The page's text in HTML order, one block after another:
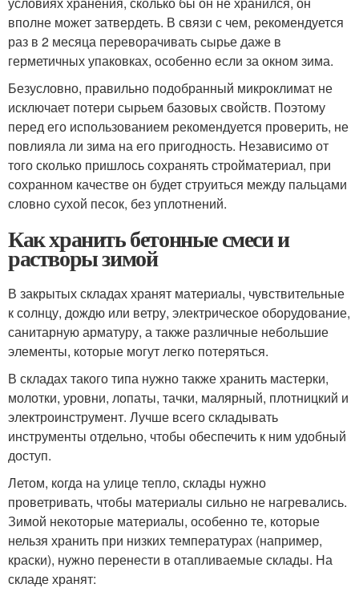
вполне может затвердеть. В связи с чем, рекомендуется
раз в 2 месяца переворачивать сырье даже в
герметичных упаковках, особенно если за окном зима.
Безусловно, правильно подобранный микроклимат не
исключает потери сырьем базовых свойств. Поэтому
перед его использованием рекомендуется проверить, не
повлияла ли зима на его пригодность. Независимо от
того сколько пришлось сохранять стройматериал, при
сохранном качестве он будет струиться между пальцами
словно сухой песок, без уплотнений.
Как хранить бетонные смеси и
растворы зимой
В закрытых складах хранят материалы, чувствительные
к солнцу, дождю или ветру, электрическое оборудование,
санитарную арматуру, а также различные небольшие
элементы, которые могут легко потеряться.
В складах такого типа нужно также хранить мастерки,
молотки, уровни, лопаты, тачки, малярный, плотницкий и
электроинструмент. Лучше всего складывать
инструменты отдельно, чтобы обеспечить к ним удобный
доступ.
Летом, когда на улице тепло, склады нужно
проветривать, чтобы материалы сильно не нагревались.
Зимой некоторые материалы, особенно те, которые
нельзя хранить при низких температурах (например,
краски), нужно перенести в отапливаемые склады. На
складе хранят: